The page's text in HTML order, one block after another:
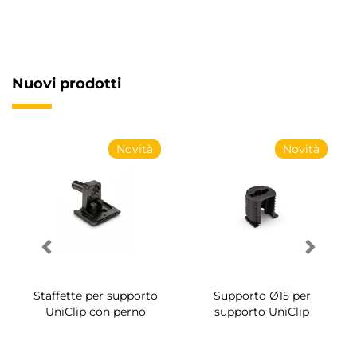
Nuovi prodotti
Novità
UniClip
Novità
montaggio System Ø14